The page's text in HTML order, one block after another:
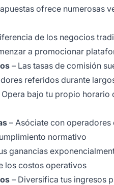
ofrece numerosas
de los negocios
a promocionar
– Las tasas de comisión
referidos durante
Opera bajo tu propio horario
– Asóciate con
normativo
ganancias
los costos operativos
– Diversifica tus ingresos